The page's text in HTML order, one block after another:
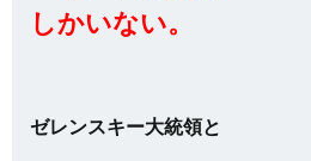
しかいない。
ゼレンスキー大統領と